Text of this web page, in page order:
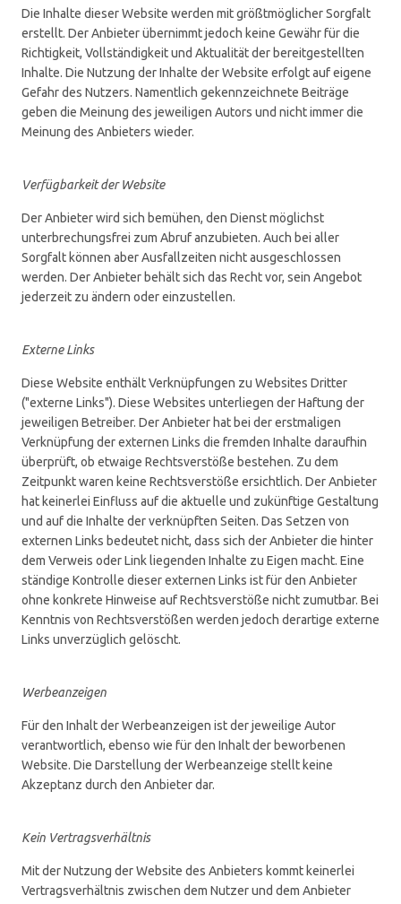
Die Inhalte dieser Website werden mit größtmöglicher Sorgfalt
erstellt. Der Anbieter übernimmt jedoch keine Gewähr für die
Richtigkeit, Vollständigkeit und Aktualität der bereitgestellten
Inhalte. Die Nutzung der Inhalte der Website erfolgt auf eigene
Gefahr des Nutzers. Namentlich gekennzeichnete Beiträge
geben die Meinung des jeweiligen Autors und nicht immer die
Meinung des Anbieters wieder.
Verfügbarkeit der Website
Der Anbieter wird sich bemühen, den Dienst möglichst
unterbrechungsfrei zum Abruf anzubieten. Auch bei aller
Sorgfalt können aber Ausfallzeiten nicht ausgeschlossen
werden. Der Anbieter behält sich das Recht vor, sein Angebot
jederzeit zu ändern oder einzustellen.
Externe Links
Diese Website enthält Verknüpfungen zu Websites Dritter
("externe Links"). Diese Websites unterliegen der Haftung der
jeweiligen Betreiber. Der Anbieter hat bei der erstmaligen
Verknüpfung der externen Links die fremden Inhalte daraufhin
überprüft, ob etwaige Rechtsverstöße bestehen. Zu dem
Zeitpunkt waren keine Rechtsverstöße ersichtlich. Der Anbieter
hat keinerlei Einfluss auf die aktuelle und zukünftige Gestaltung
und auf die Inhalte der verknüpften Seiten. Das Setzen von
externen Links bedeutet nicht, dass sich der Anbieter die hinter
dem Verweis oder Link liegenden Inhalte zu Eigen macht. Eine
ständige Kontrolle dieser externen Links ist für den Anbieter
ohne konkrete Hinweise auf Rechtsverstöße nicht zumutbar. Bei
Kenntnis von Rechtsverstößen werden jedoch derartige externe
Links unverzüglich gelöscht.
Werbeanzeigen
Für den Inhalt der Werbeanzeigen ist der jeweilige Autor
verantwortlich, ebenso wie für den Inhalt der beworbenen
Website. Die Darstellung der Werbeanzeige stellt keine
Akzeptanz durch den Anbieter dar.
Kein Vertragsverhältnis
Mit der Nutzung der Website des Anbieters kommt keinerlei
Vertragsverhältnis zwischen dem Nutzer und dem Anbieter